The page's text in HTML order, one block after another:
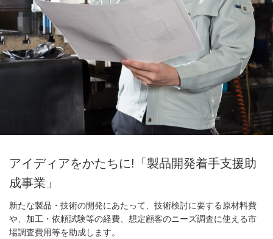
アイディアをかたちに!「製品開発着手支援助
成事業」
新たな製品・技術の開発にあたって、技術検討に要する原材料費
や、加工・依頼試験等の経費、想定顧客のニーズ調査に使える市
場調査費用等を助成します。